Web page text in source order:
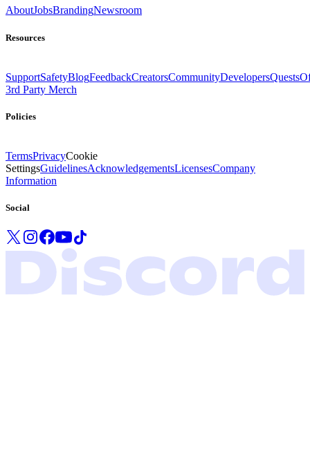
AboutJobsBrandingNewsroom
Resources
SupportSafetyBlogFeedbackCreatorsCommunityDevelopersQuests
3rd Party Merch
Policies
TermsPrivacyCookie
SettingsGuidelinesAcknowledgementsLicensesCompany
Information
Social